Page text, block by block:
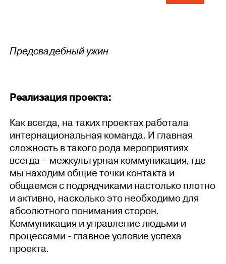
Предсвадебный ужин
Реализация проекта:
Как всегда, на таких проектах работала
интернациональная команда. И главная
сложность в такого рода мероприятиях
всегда – межкультурная коммуникация, где
мы находим общие точки контакта и
общаемся с подрядчиками настолько плотно
и активно, насколько это необходимо для
абсолютного понимания сторон.
Коммуникация и управление людьми и
процессами - главное условие успеха
проекта.